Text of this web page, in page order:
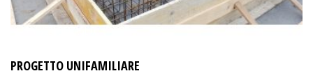
PROGETTO UNIFAMILIARE